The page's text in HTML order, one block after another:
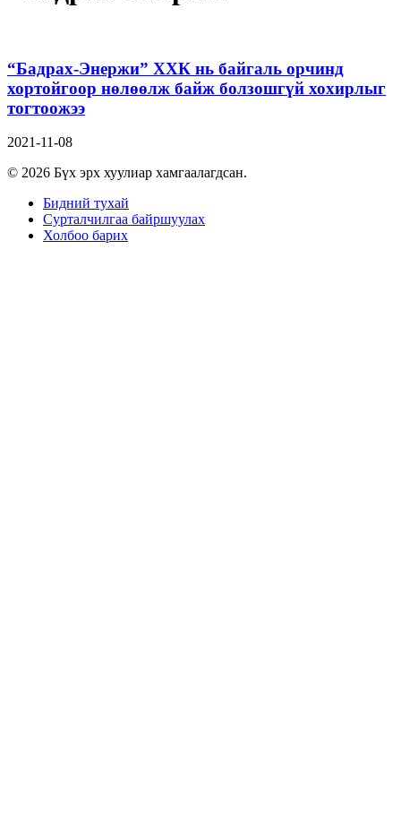
“Бадрах-Энержи” ХХК нь байгаль орчинд
хортойгоор нөлөөлж байж болзошгүй хохирлыг
тогтоожээ
2021-11-08
© 2026 Бүх эрх хуулиар хамгаалагдсан.
Бидний тухай
Сурталчилгаа байршуулах
Холбоо барих